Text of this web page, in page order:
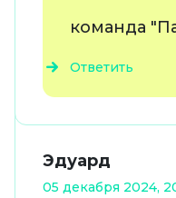
команда
Ответить
Эдуард
05 декабря 2024,